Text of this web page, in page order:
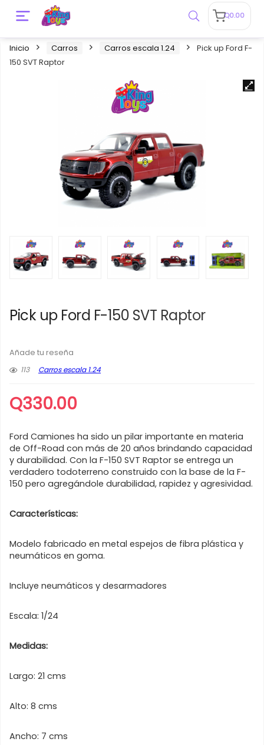
Q0.00
Inicio Carros Carros escala 1.24
Pick up Ford F-
150 SVT Raptor
Pick up Ford F-150 SVT Raptor
Añade tu reseña
113
Carros escala 1.24
Q330.00
Ford Camiones ha sido un pilar importante en materia
de Off-Road con más de 20 años brindando capacidad
y durabilidad. Con la F-150 SVT Raptor se entrega un
verdadero todoterreno construido con la base de la F-
150 pero agregándole durabilidad, rapidez y agresividad.
Características:
Modelo fabricado en metal espejos de fibra plástica y
neumáticos en goma.
Incluye neumáticos y desarmadores
Escala: 1/24
Medidas:
Largo: 21 cms
Alto: 8 cms
Ancho: 7 cms